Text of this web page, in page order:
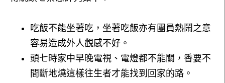
吃飯不能坐著吃，坐著吃飯亦有團員熱鬧之意
容易造成外人觀感不好。
頭七時家中早晚電視、電燈都不能關，香要不
間斷地燒這樣往生者才能找到回家的路。